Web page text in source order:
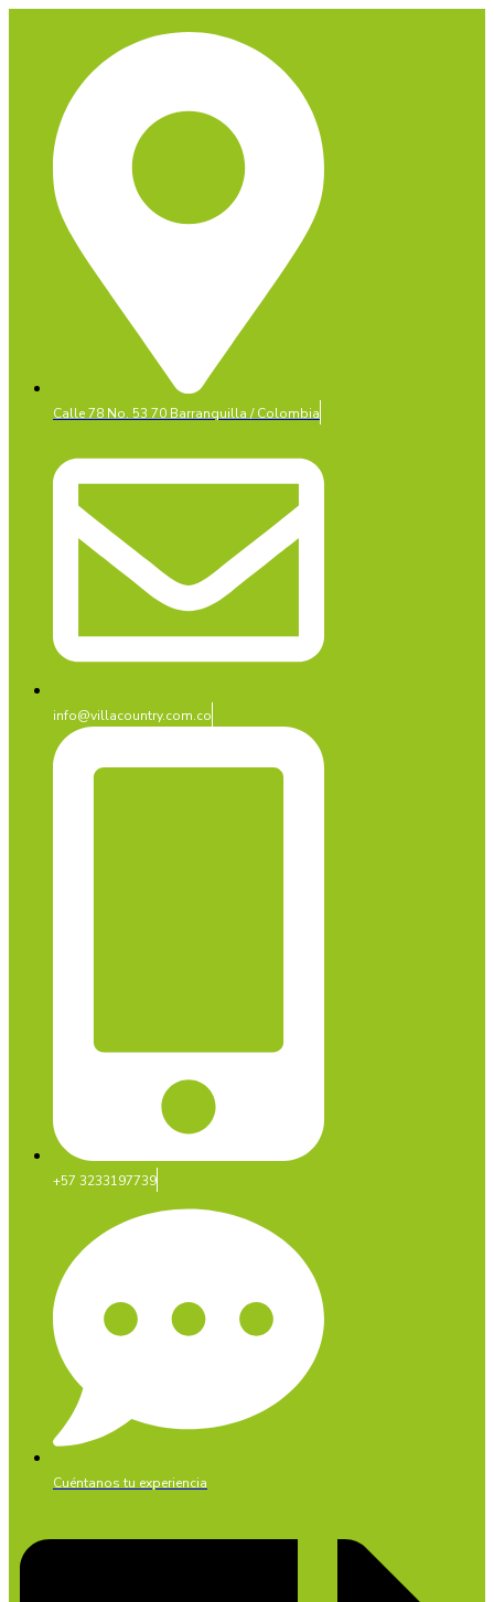
Calle 78 No. 53 70 Barranquilla / Colombia
info@villacountry.com.co
+57 3233197739
Cuéntanos tu experiencia